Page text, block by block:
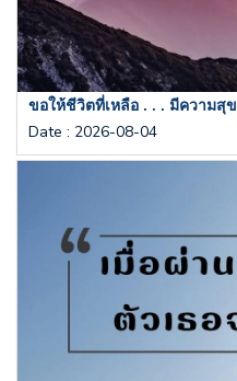
ขอให้ชีวิตที่เหลือ . . . มีความสุข
Date : 2026-08-04